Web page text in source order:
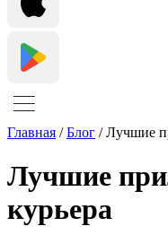
Главная /Блог /Лучшие
Лучшие
курьера